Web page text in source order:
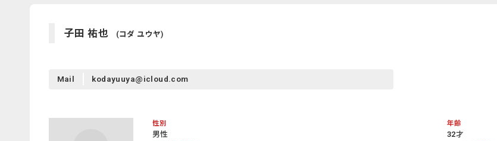
子田 祐也 (コダ ユウヤ)
Mail kodayuuya@icloud.com
性別
男性
年齢
32才